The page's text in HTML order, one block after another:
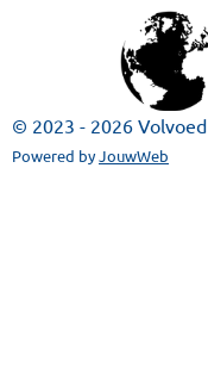
© 2023 - 2026 Volvoed
Powered byJouwWeb